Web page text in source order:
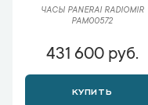
ЧАСЫ PANERAI RADIOMIR
PAM00572
431 600 руб.
КУПИТЬ